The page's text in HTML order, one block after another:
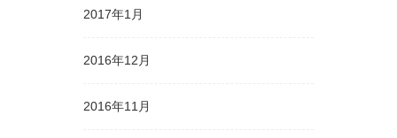
2017年1月
2016年12月
2016年11月